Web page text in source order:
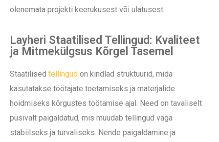
olenemata projekti keerukusest või ulatusest.
Layheri Staatilised Tellingud: Kvaliteet
ja Mitmekülgsus Kõrgel Tasemel
Staatilised tellingud on kindlad struktuurid, mida
kasutatakse töötajate toetamiseks ja materjalide
hoidmiseks kõrgustes töötamise ajal. Need on tavaliselt
püsivalt paigaldatud, mis muudab tellingud väga
stabiilseks ja turvaliseks. Nende paigaldamine ja